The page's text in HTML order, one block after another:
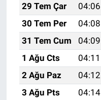
29 Tem Çar
04:06
30 Tem Per
04:08
31 Tem Cum
04:09
1 Ağu Cts
04:11
2 Ağu Paz
04:12
3 Ağu Pts
04:14
Kültür - Sanat
Politika
Magazin
Çevre